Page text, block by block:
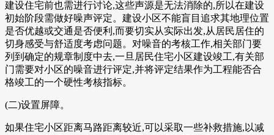
建设住宅前也需进行讨论,这些声源是无法消除的,所以在建设
初始阶段需做好噪声评定。建设小区不能盲目追求其地理位置
是否优越或交通是否便利,而要切实从实际出发,从居民居住的
切身感受与舒适度考虑问题。对噪音的考核工作,相关部门要
列到确定的规章制度中去,一旦居民住宅小区建设竣工,有关部
门需要对小区的噪音进行评定,并将评定结果作为工程能否合
格竣工的一个硬性考核指标。
(二)设置屏障。
如果住宅小区距离马路距离较近,可以采取一些补救措施,以减